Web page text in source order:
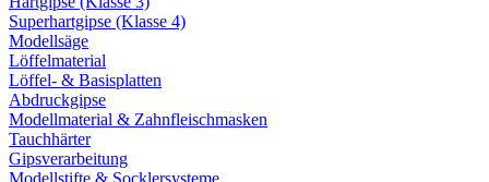
Superhartgipse (Klasse 4)
Modellsäge
Löffelmaterial
Löffel- & Basisplatten
Abdruckgipse
Modellmaterial & Zahnfleischmasken
Tauchhärter
Gipsverarbeitung
Modellstifte & Socklersysteme